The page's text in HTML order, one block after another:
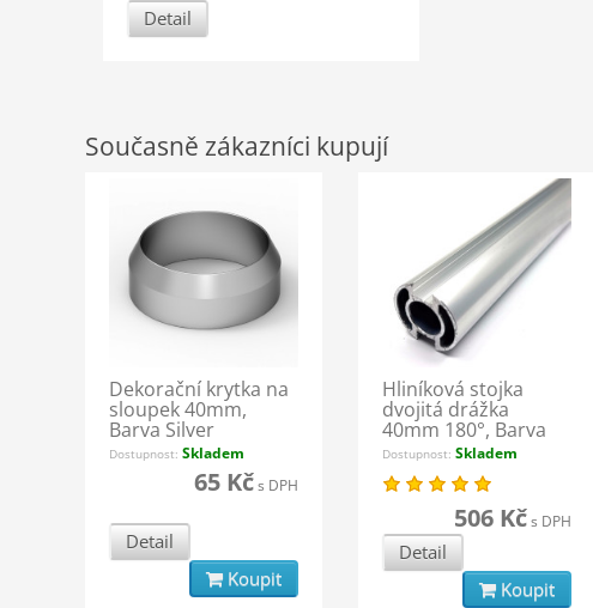
Detail
Současně zákazníci kupují
Dekorační krytka na
sloupek 40mm,
Barva Silver
Dostupnost:Skladem
65 Kčs DPH
Detail
Koupit
Hliníková stojka
dvojitá drážka
40mm 180°, Barva
Silver
Dostupnost:Skladem
506 Kčs DPH
Detail
Koupit